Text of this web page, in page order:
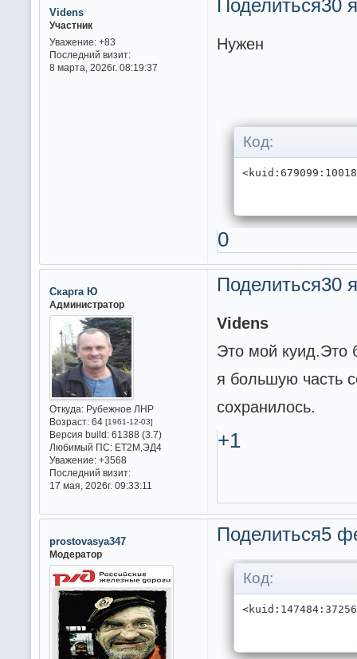
Поделиться30
Videns
Участник
Уважение: +83
Последний визит:
8 марта, 2026г. 08:19:37
Код:
0
Поделиться30
Скарга Ю
Администратор
Откуда:Рубежное ЛНР
Возраст:64 [1961-12-03]
Версия build:61388 (3.7)
Любимый ПС:ET2M,ЭД4
Уважение: +3568
Последний визит:
17 мая, 2026г. 09:33:11
Videns
Это мой куид.Это
я большую часть
сохранилось.
+1
Поделиться5
prostovasya347
Модератор
Код: